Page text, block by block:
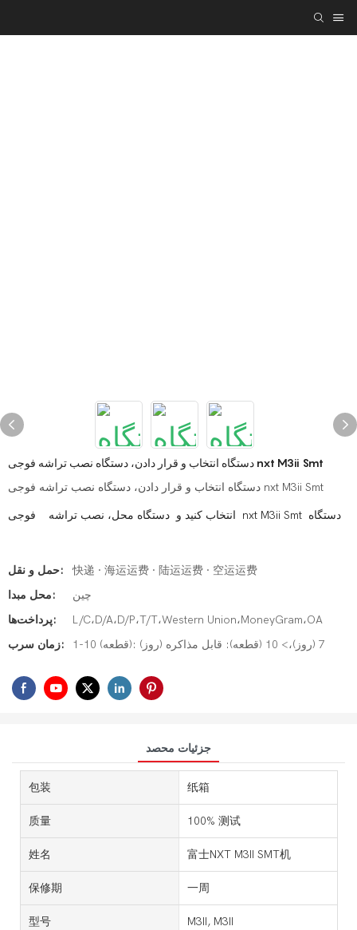
دستگاه انتخاب و قرار دادن، دستگاه نصب تراشه فوجی nxt M3ii Smt
دستگاه انتخاب و قرار دادن، دستگاه نصب تراشه فوجی nxt M3ii Smt
انتخاب کنید و دستگاه محل، نصب تراشه فوجی nxt M3ii Smt دستگاه
حمل و نقل:
快递 · 海运运费 · 陆运运费 · 空运运费
محل مبدا:
چین
پرداخت‌ها:
L/C،D/A،D/P،T/T،Western Union،MoneyGram،OA
زمان سرب:
1-10 (قطعه): 7 (روز)،> 10 (قطعه): قابل مذاکره (روز)
جزئیات محصد
包装 纸箱
质量 100% 测试
姓名 富士NXT M3II SMT机
保修期 一周
型号 M3II, M3II